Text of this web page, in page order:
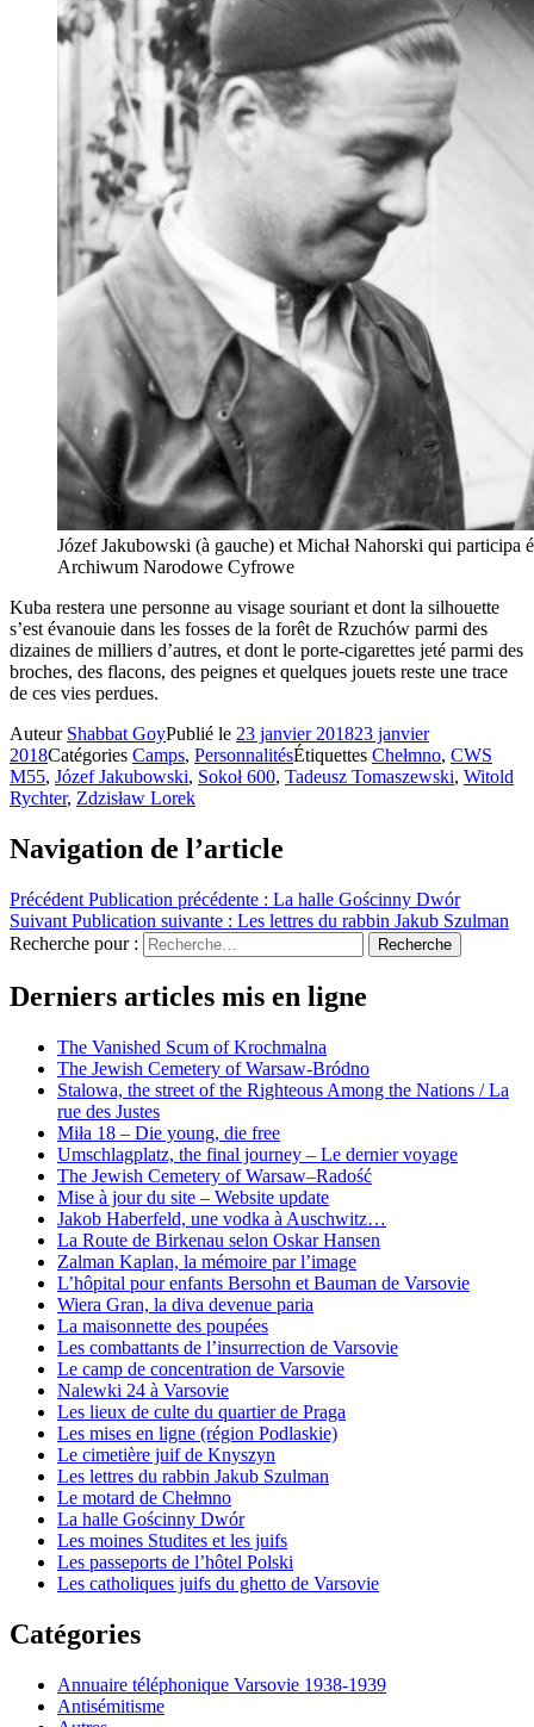
Józef Jakubowski (à gauche) et Michał Nahorski qui participa
Archiwum Narodowe Cyfrowe
Kuba restera une personne au visage souriant et dont la silhouette
s’est évanouie dans les fosses de la forêt de Rzuchów parmi des
dizaines de milliers d’autres, et dont le porte-cigarettes jeté parmi des
broches, des flacons, des peignes et quelques jouets reste une trace
de ces vies perdues.
Auteur Shabbat GoyPublié le 23 janvier 201823 janvier
2018Catégories Camps, PersonnalitésÉtiquettes Chełmno, CWS
M55, Józef Jakubowski, Sokoł 600, Tadeusz Tomaszewski, Witold
Rychter, Zdzisław Lorek
Navigation de l’article
Précédent Publication précédente : La halle Gościnny Dwór
Suivant Publication suivante : Les lettres du rabbin Jakub Szulman
Recherche pour :
Recherche
Derniers articles mis en ligne
The Vanished Scum of Krochmalna
The Jewish Cemetery of Warsaw-Bródno
Stalowa, the street of the Righteous Among the Nations / La
rue des Justes
Miła 18 – Die young, die free
Umschlagplatz, the final journey – Le dernier voyage
The Jewish Cemetery of Warsaw–Radość
Mise à jour du site – Website update
Jakob Haberfeld, une vodka à Auschwitz…
La Route de Birkenau selon Oskar Hansen
Zalman Kaplan, la mémoire par l’image
L’hôpital pour enfants Bersohn et Bauman de Varsovie
Wiera Gran, la diva devenue paria
La maisonnette des poupées
Les combattants de l’insurrection de Varsovie
Le camp de concentration de Varsovie
Nalewki 24 à Varsovie
Les lieux de culte du quartier de Praga
Les mises en ligne (région Podlaskie)
Le cimetière juif de Knyszyn
Les lettres du rabbin Jakub Szulman
Le motard de Chełmno
La halle Gościnny Dwór
Les moines Studites et les juifs
Les passeports de l’hôtel Polski
Les catholiques juifs du ghetto de Varsovie
Catégories
Annuaire téléphonique Varsovie 1938-1939
Antisémitisme